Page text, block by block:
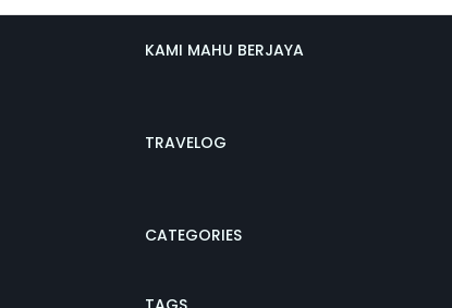
KAMI MAHU BERJAYA
TRAVELOG
CATEGORIES